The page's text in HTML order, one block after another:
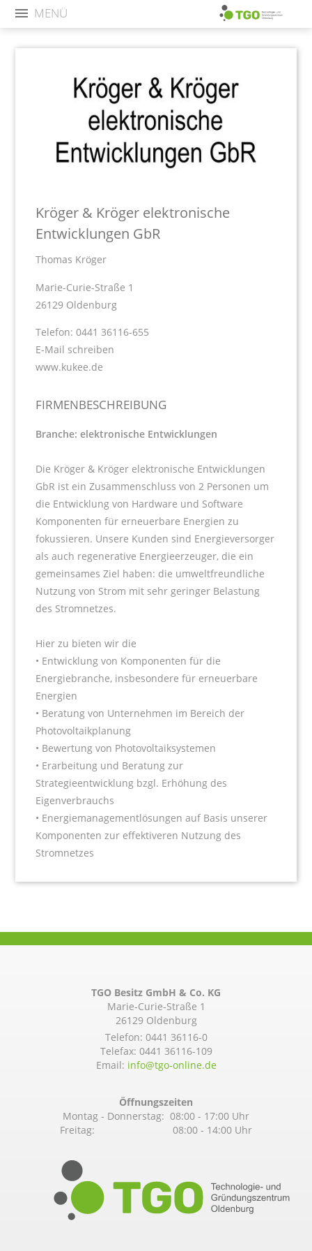
MENÜ
Kröger & Kröger elektronische
Entwicklungen GbR
Thomas Kröger
Marie-Curie-Straße 1
26129 Oldenburg
Telefon: 0441 36116-655
E-Mail schreiben
www.kukee.de
FIRMENBESCHREIBUNG
Branche: elektronische Entwicklungen
Die Kröger & Kröger elektronische Entwicklungen
GbR ist ein Zusammenschluss von 2 Personen um
die Entwicklung von Hardware und Software
Komponenten für erneuerbare Energien zu
fokussieren. Unsere Kunden sind Energieversorger
als auch regenerative Energieerzeuger, die ein
gemeinsames Ziel haben: die umweltfreundliche
Nutzung von Strom mit sehr geringer Belastung
des Stromnetzes.
Hier zu bieten wir die
• Entwicklung von Komponenten für die
Energiebranche, insbesondere für erneuerbare
Energien
• Beratung von Unternehmen im Bereich der
Photovoltaikplanung
• Bewertung von Photovoltaiksystemen
• Erarbeitung und Beratung zur
Strategieentwicklung bzgl. Erhöhung des
Eigenverbrauchs
• Energiemanagementlösungen auf Basis unserer
Komponenten zur effektiveren Nutzung des
Stromnetzes
TGO Besitz GmbH & Co. KG
Marie-Curie-Straße 1
26129 Oldenburg
Telefon: 0441 36116-0
Telefax: 0441 36116-109
Email: info@­tgo-online.de
Öffnungszeiten
Montag - Donnerstag: 08:00 - 17:00 Uhr
Freitag: 08:00 - 14:00 Uhr